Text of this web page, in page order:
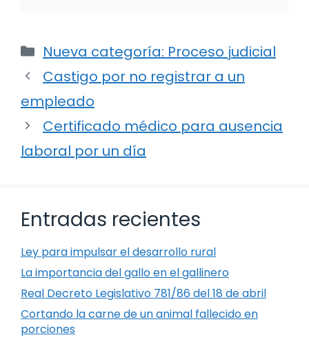
Categorías
Nueva categoría: Proceso judicial
Castigo por no registrar a un
empleado
Certificado médico para ausencia
laboral por un día
Entradas recientes
Ley para impulsar el desarrollo rural
La importancia del gallo en el gallinero
Real Decreto Legislativo 781/86 del 18 de abril
Cortando la carne de un animal fallecido en
porciones